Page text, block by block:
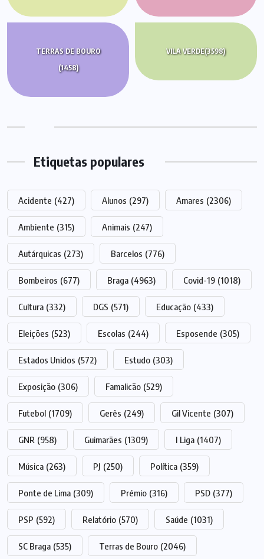
TERRAS DE BOURO
(1458)
VILA VERDE(3598)
Etiquetas populares
Acidente (427) Alunos (297) Amares (2306)
Ambiente (315) Animais (247)
Autárquicas (273) Barcelos (776)
Bombeiros (677) Braga (4963) Covid-19 (1018)
Cultura (332) DGS (571) Educação (433)
Eleições (523) Escolas (244) Esposende (305)
Estados Unidos (572) Estudo (303)
Exposição (306) Famalicão (529)
Futebol (1709) Gerês (249) Gil Vicente (307)
GNR (958) Guimarães (1309) I Liga (1407)
Música (263) PJ (250) Política (359)
Ponte de Lima (309) Prémio (316) PSD (377)
PSP (592) Relatório (570) Saúde (1031)
SC Braga (535) Terras de Bouro (2046)